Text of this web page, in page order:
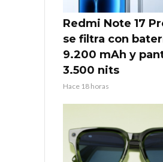
Redmi Note 17
se filtra con
9.200 mAh y
3.500 nits
Hace 18 horas